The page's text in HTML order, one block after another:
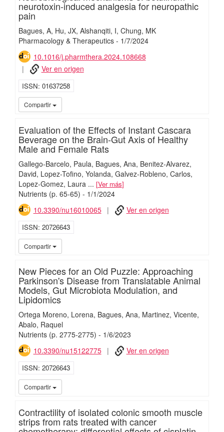
neurotoxin-induced analgesia for neuropathic
pain
Bagues, A Hu, JX Alshanqiti, I Chung, MK
Pharmacology & Therapeutics- 1/7/2024
10.1016/j.pharmthera.2024.108668
Ver en origen
ISSN 01637258
Compartir
Evaluation of the Effects of Instant Cascara
Beverage on the Brain-Gut Axis of Healthy
Male and Female Rats
Gallego-Barcelo, Paula Bagues, Ana Benitez-Alvarez,
David Lopez-Tofino, Yolanda Galvez-Robleno, Carlos
Lopez-Gomez, Laura ... Ver más
Nutrients (p. 65-65) - 1/1/2024
10.3390/nu16010065
Ver en origen
ISSN 20726643
Compartir
New Pieces for an Old Puzzle: Approaching
Parkinson's Disease from Translatable Animal
Models, Gut Microbiota Modulation, and
Lipidomics
Ortega Moreno, Lorena Bagues, Ana Martinez, Vicente
Abalo, Raquel
Nutrients (p. 2775-2775) - 1/6/2023
10.3390/nu15122775
Ver en origen
ISSN 20726643
Compartir
Contractility of isolated colonic smooth muscle
strips from rats treated with cancer